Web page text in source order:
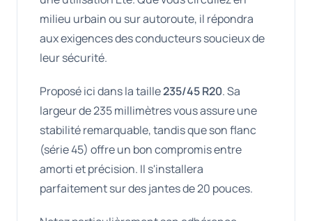
milieu urbain ou sur autoroute, il répondra
aux exigences des conducteurs soucieux de
leur sécurité.
Proposé ici dans la taille235/45 R20. Sa
largeur de 235 millimètres vous assure une
stabilité remarquable, tandis que son flanc
(série 45) offre un bon compromis entre
amorti et précision. Il s'installera
parfaitement sur des jantes de 20 pouces.